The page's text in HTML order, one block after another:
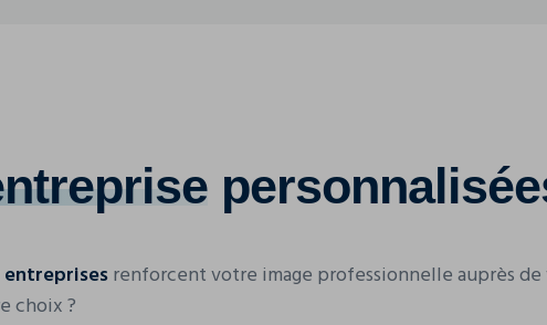
entreprisesrenforcent votre image professionnelle auprès
choix ?